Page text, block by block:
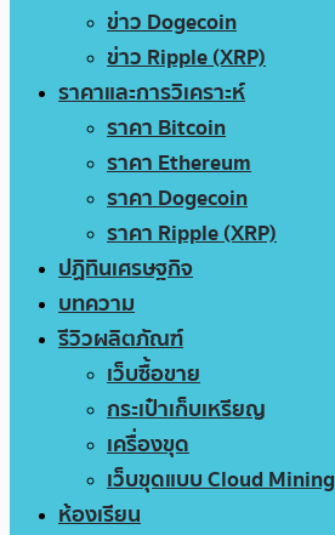
ข่าว Dogecoin
ข่าว Ripple (XRP)
ราคาและการวิเคราะห์
ราคา Bitcoin
ราคา Ethereum
ราคา Dogecoin
ราคา Ripple (XRP)
ปฏิทินเศรษฐกิจ
บทความ
รีวิวผลิตภัณฑ์
เว็บซื้อขาย
กระเป๋าเก็บเหรียญ
เครื่องขุด
เว็บขุดแบบ Cloud Mining
ห้องเรียน